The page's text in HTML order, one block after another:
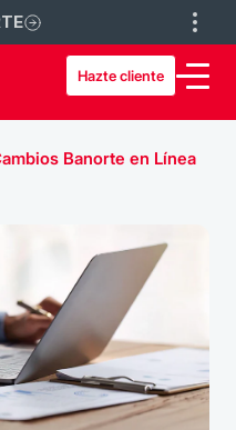
Hazte cliente
Banorte en Línea